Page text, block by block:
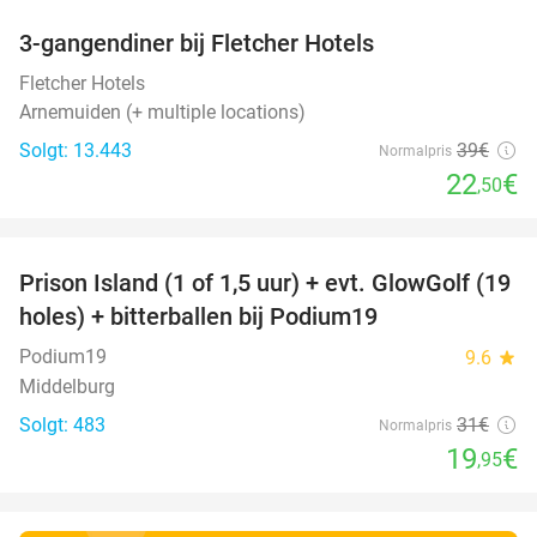
3-gangendiner bij Fletcher Hotels
Fletcher Hotels
Arnemuiden (+ multiple locations)
Solgt: 13.443
Normalpris 39€
22,50€
36%
Prison Island (1 of 1,5 uur) + evt. GlowGolf (19
holes) + bitterballen bij Podium19
Podium19 9.6 star
Middelburg
Solgt: 483
Normalpris 31€
19,95€